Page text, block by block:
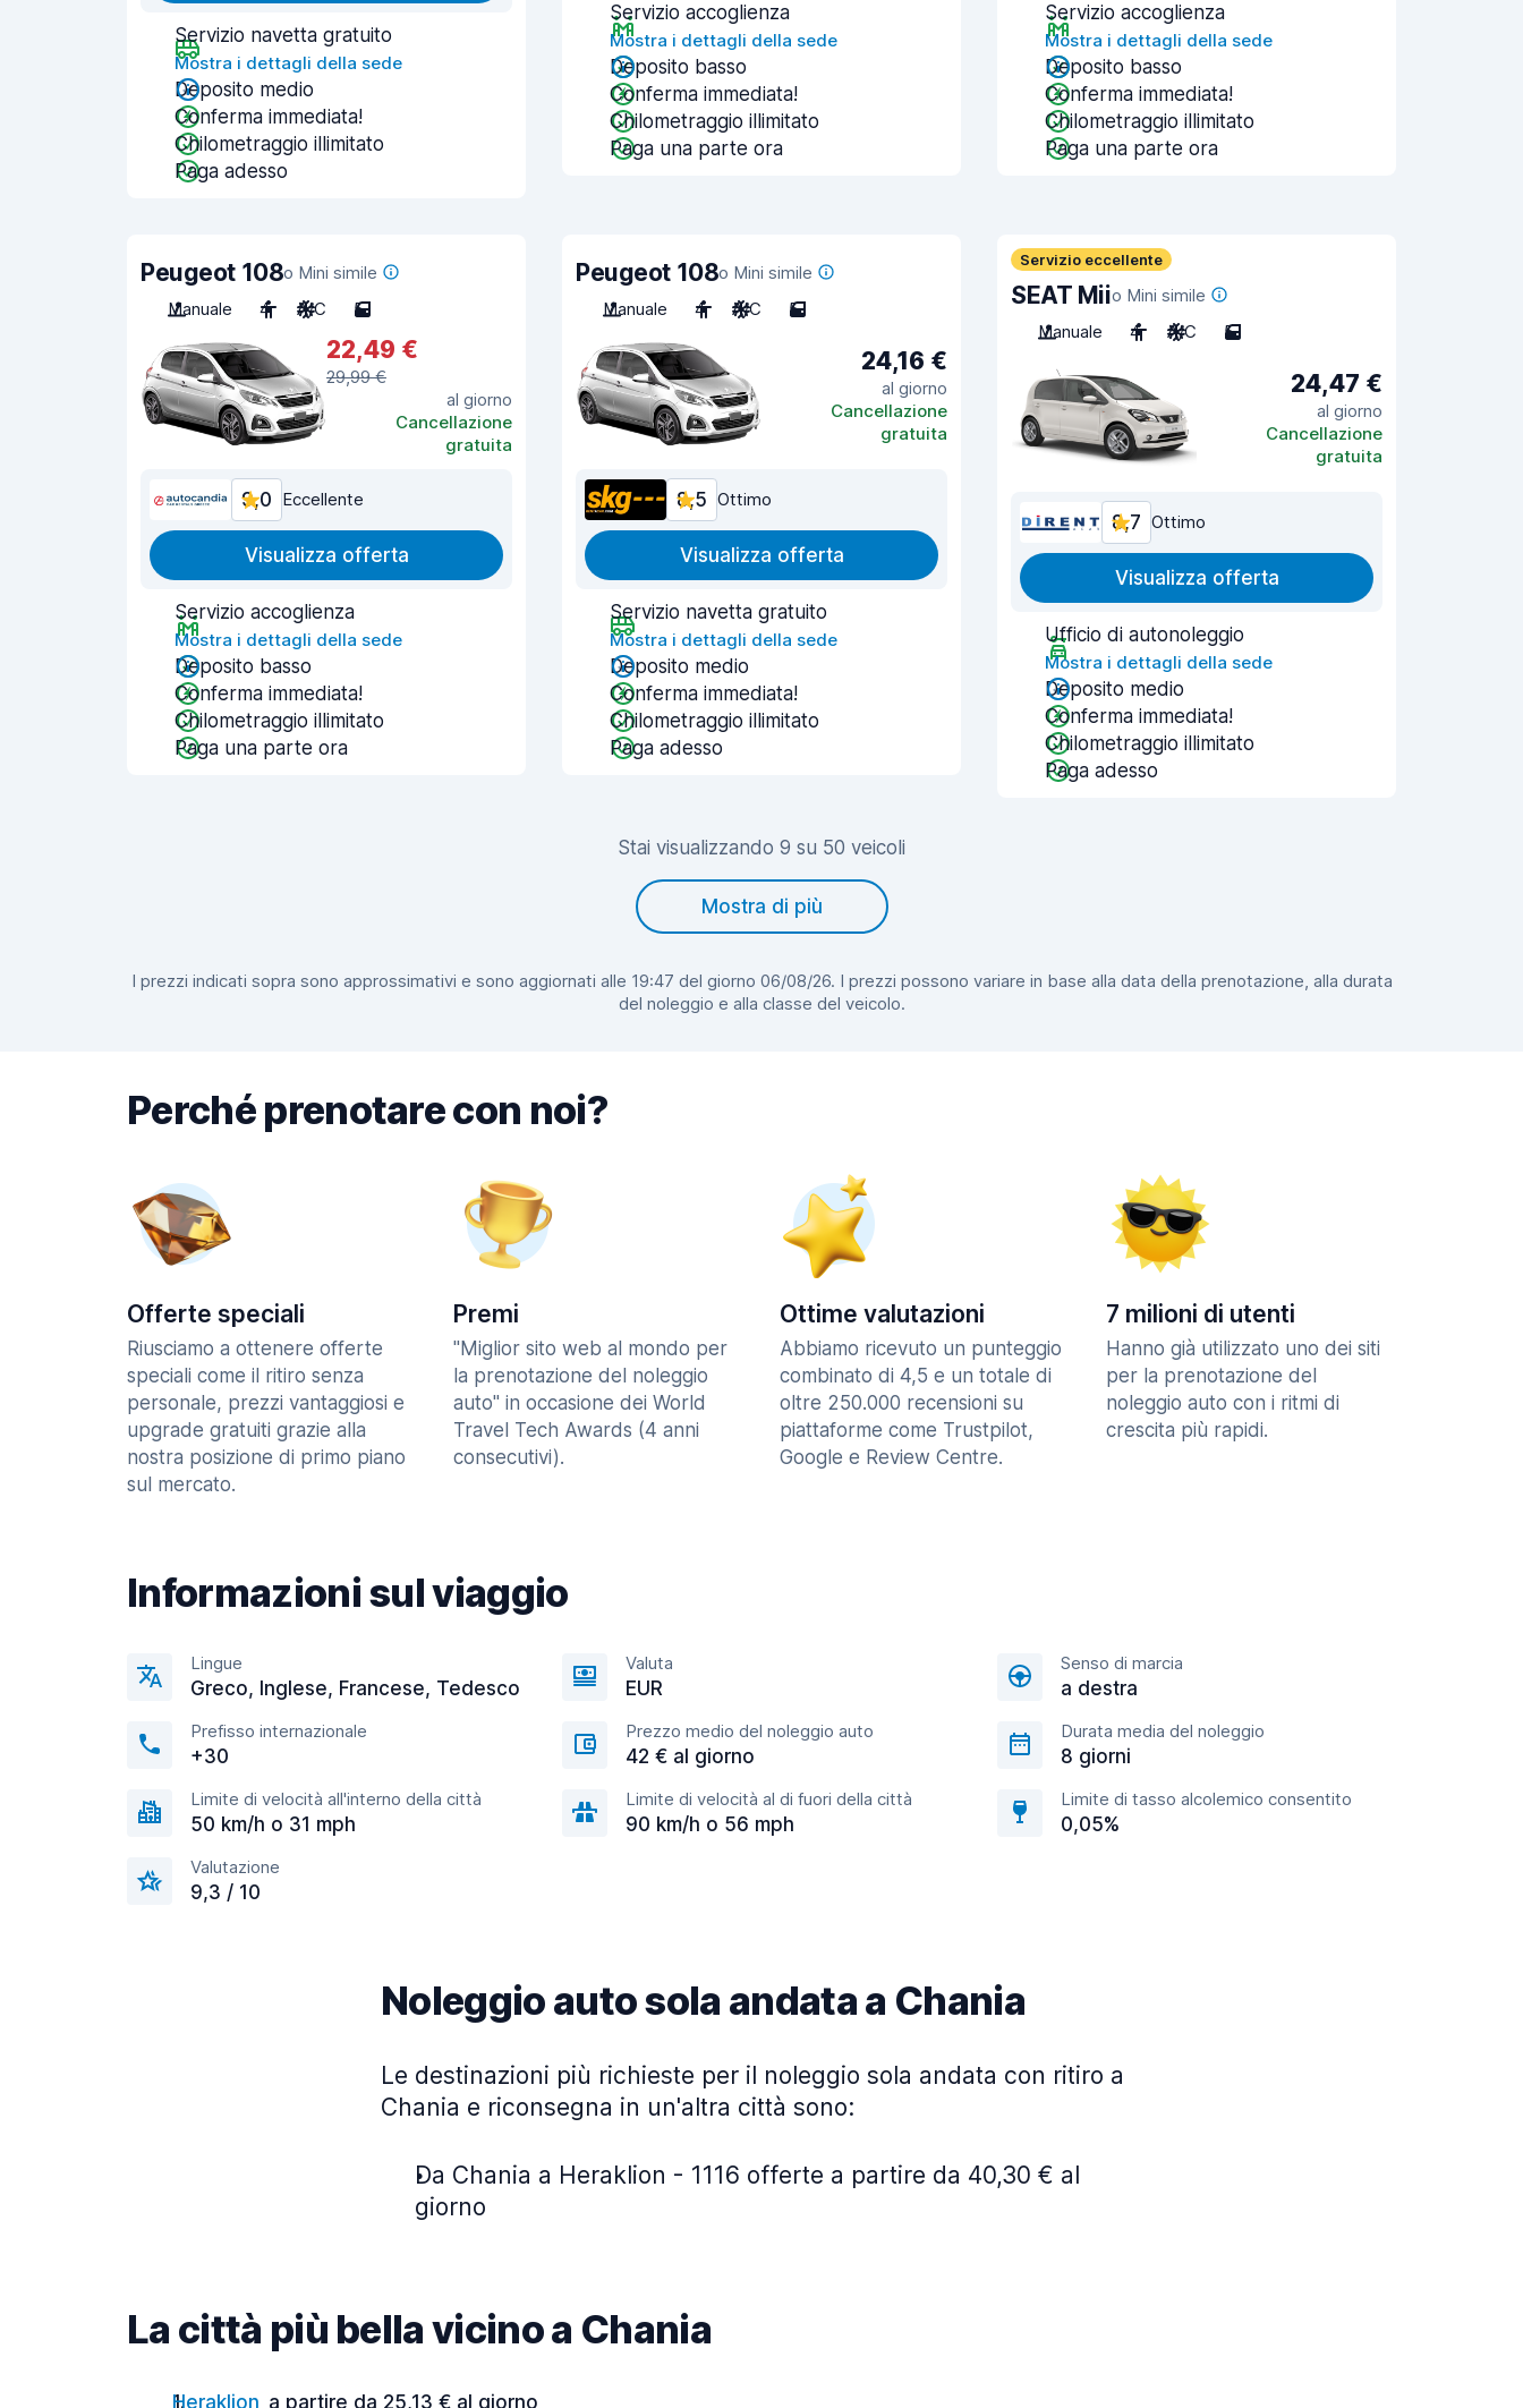
Servizio navetta gratuito
Mostra i dettagli della sede
Deposito medio
Conferma immediata!
Chilometraggio illimitato
Paga adesso
Servizio accoglienza
Mostra i dettagli della sede
Deposito basso
Conferma immediata!
Chilometraggio illimitato
Paga una parte ora
Servizio accoglienza
Mostra i dettagli della sede
Deposito basso
Conferma immediata!
Chilometraggio illimitato
Paga una parte ora
Peugeot 108o Mini simile
Manuale
4 A/C 5
22,49 €
29,99 €
al giorno
Cancellazione
gratuita
9,0 Eccellente
Visualizza offerta
Servizio accoglienza
Mostra i dettagli della sede
Deposito basso
Conferma immediata!
Chilometraggio illimitato
Paga una parte ora
Peugeot 108o Mini simile
Manuale
4 A/C 5
24,16 €
al giorno
Cancellazione
gratuita
8,5 Ottimo
Visualizza offerta
Servizio navetta gratuito
Mostra i dettagli della sede
Deposito medio
Conferma immediata!
Chilometraggio illimitato
Paga adesso
Servizio eccellente
SEAT Miio Mini simile
Manuale
4 A/C 5
24,47 €
al giorno
Cancellazione
gratuita
8,7 Ottimo
Visualizza offerta
Ufficio di autonoleggio
Mostra i dettagli della sede
Deposito medio
Conferma immediata!
Chilometraggio illimitato
Paga adesso
Stai visualizzando 9 su 50 veicoli
Mostra di più
I prezzi indicati sopra sono approssimativi e sono aggiornati alle 19:47 del giorno 06/08/26. I prezzi possono variare in base alla data della prenotazione, alla durata
del noleggio e alla classe del veicolo.
Perché prenotare con noi?
Offerte speciali
Riusciamo a ottenere offerte
speciali come il ritiro senza
personale, prezzi vantaggiosi e
upgrade gratuiti grazie alla
nostra posizione di primo piano
sul mercato.
Premi
"Miglior sito web al mondo per
la prenotazione del noleggio
auto" in occasione dei World
Travel Tech Awards (4 anni
consecutivi).
Ottime valutazioni
Abbiamo ricevuto un punteggio
combinato di 4,5 e un totale di
oltre 250.000 recensioni su
piattaforme come Trustpilot,
Google e Review Centre.
7 milioni di utenti
Hanno già utilizzato uno dei siti
per la prenotazione del
noleggio auto con i ritmi di
crescita più rapidi.
Informazioni sul viaggio
Lingue
Greco, Inglese, Francese, Tedesco
Valuta
EUR
Senso di marcia
a destra
Prefisso internazionale
+30
Prezzo medio del noleggio auto
42 € al giorno
Durata media del noleggio
8 giorni
Limite di velocità all'interno della città
50 km/h o 31 mph
Limite di velocità al di fuori della città
90 km/h o 56 mph
Limite di tasso alcolemico consentito
0,05%
Valutazione
9,3 / 10
Noleggio auto sola andata a Chania
Le destinazioni più richieste per il noleggio sola andata con ritiro a
Chania e riconsegna in un'altra città sono:
Da Chania a Heraklion - 1116 offerte a partire da 40,30 € al
giorno
La città più bella vicino a Chania
Heraklion a partire da 25,13 € al giorno